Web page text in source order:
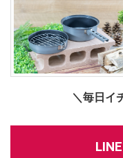
＼毎日イ